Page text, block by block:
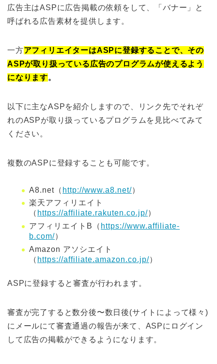
広告主はASPに広告掲載の依頼をして、「バナー」と
呼ばれる広告素材を提供します。
一方アフィリエイターはASPに登録することで、その
ASPが取り扱っている広告のプログラムが使えるよう
になります。
以下に主なASPを紹介しますので、リンク先でそれぞ
れのASPが取り扱っているプログラムを見比べてみて
ください。
複数のASPに登録することも可能です。
A8.net（ http://www.a8.net/）
楽天アフィリエイト
（ https://affiliate.rakuten.co.jp/）
アフィリエイトB（ https://www.affiliate-
b.com/）
Amazon アソシエイト
（ https://affiliate.amazon.co.jp/）
ASPに登録すると審査が行われます。
審査が完了すると数分後〜数日後(サイトによって様々)
にメールにて審査通過の報告が来て、ASPにログイン
して広告の掲載ができるようになります。